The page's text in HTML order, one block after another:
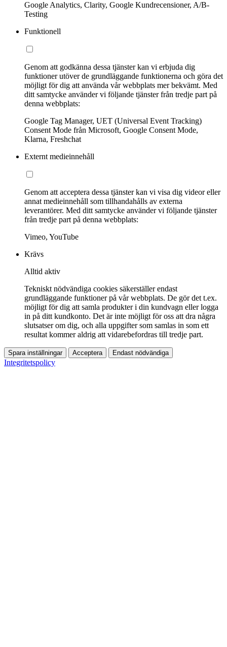
Google Analytics, Clarity, Google Kundrecensioner, A/B-
Testing
Funktionell
Genom att godkänna dessa tjänster kan vi erbjuda dig
funktioner utöver de grundläggande funktionerna och göra det
möjligt för dig att använda vår webbplats mer bekvämt. Med
ditt samtycke använder vi följande tjänster från tredje part på
denna webbplats:
Google Tag Manager, UET (Universal Event Tracking)
Consent Mode från Microsoft, Google Consent Mode,
Klarna, Freshchat
Externt medieinnehåll
Genom att acceptera dessa tjänster kan vi visa dig videor eller
annat medieinnehåll som tillhandahålls av externa
leverantörer. Med ditt samtycke använder vi följande tjänster
från tredje part på denna webbplats:
Vimeo, YouTube
Krävs
Alltid aktiv
Tekniskt nödvändiga cookies säkerställer endast
grundläggande funktioner på vår webbplats. De gör det t.ex.
möjligt för dig att samla produkter i din kundvagn eller logga
in på ditt kundkonto. Det är inte möjligt för oss att dra några
slutsatser om dig, och alla uppgifter som samlas in som ett
resultat kommer aldrig att vidarebefordras till tredje part.
Spara inställningar Acceptera Endast nödvändiga
Integritetspolicy